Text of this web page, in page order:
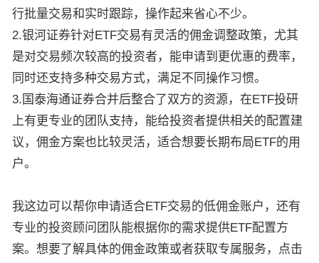
行批量交易和实时跟踪，操作起来省心不少。
2.银河证券针对ETF交易有灵活的佣金调整政策，尤其
是对交易频次较高的投资者，能申请到更优惠的费率，
同时还支持多种交易方式，满足不同操作习惯。
3.国泰海通证券合并后整合了双方的资源，在ETF投研
上有更专业的团队支持，能给投资者提供相关的配置建
议，佣金方案也比较灵活，适合想要长期布局ETF的用
户。
我这边可以帮你申请适合ETF交易的低佣金账户，还有
专业的投资顾问团队能根据你的需求提供ETF配置方
案。想要了解具体的佣金政策或者获取专属服务，点击